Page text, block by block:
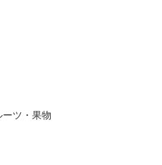
ーツ・果物